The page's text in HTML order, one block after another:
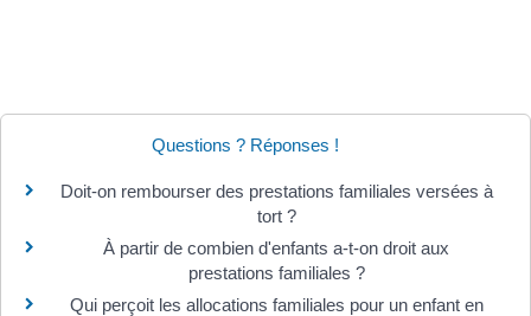
Questions ? Réponses !
Doit-on rembourser des prestations familiales versées à
tort ?
À partir de combien d'enfants a-t-on droit aux
prestations familiales ?
Qui perçoit les allocations familiales pour un enfant en